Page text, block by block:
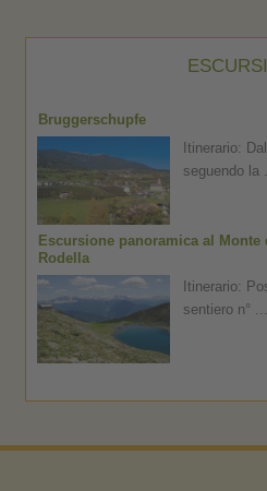
Bruggerschupfe
Itinerario:
seguendo la
Escursione panoramica al
Rodella
Itinerario:
sentiero n° ...